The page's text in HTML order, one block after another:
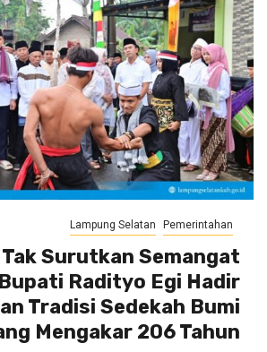
Lampung Selatan Pemerintahan
Surutkan Semangat
Radityo Egi Hadir
Tradisi Sedekah Bumi
Mengakar 206 Tahun